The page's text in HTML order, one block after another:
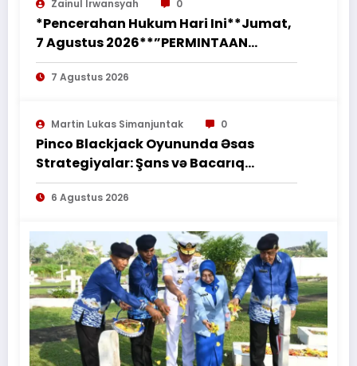
Zainul Irwansyah 0
*Pencerahan Hukum Hari Ini**Jumat,
7 Agustus 2026**”PERMINTAAN
PERUBAHAN PEKERJAAN SECARA LISAN
TIDAK MENGHAPUS KEWAJIBAN
PEKERJAAN SESUAI PERJANJIAN
TERTULIS”*
7 Agustus 2026
Martin Lukas Simanjuntak 0
Pinco Blackjack Oyununda Əsas
Strategiyalar: Şans və Bacarıq
Balansı – BetAz Oyununa İcmal
6 Agustus 2026